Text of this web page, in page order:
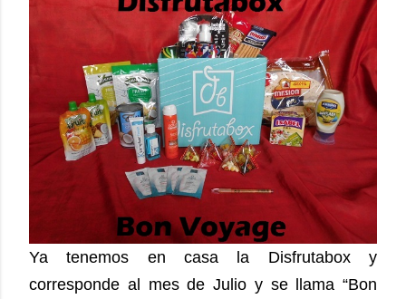
Ya tenemos en casa la Disfrutabox y
corresponde al mes de Julio y se llama “Bon